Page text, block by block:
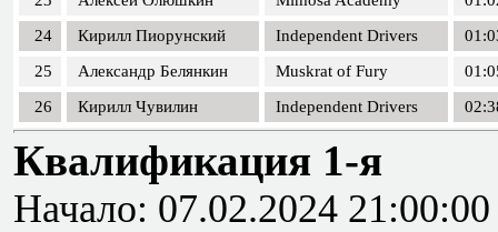
24
Кирилл Пиорунский Independent Drivers
25
Александр Белянкин Muskrat of Fury
26
Кирилл Чувилин Independent Drivers
Квалификация 1-я
Начало: 07.02.2024 21:00:00